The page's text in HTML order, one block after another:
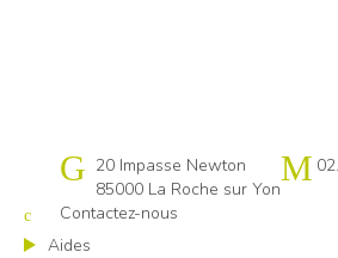
Cap emploi 85
20 Impasse Newton
85000 La Roche sur Yon
Contactez-nous
Aides